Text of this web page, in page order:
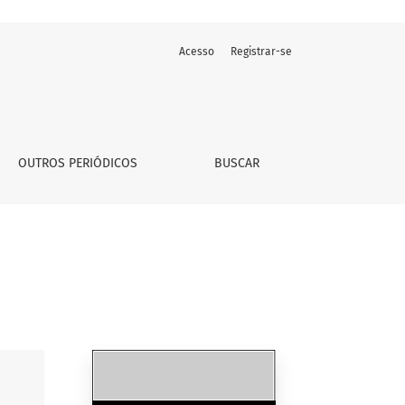
OUTROS PERIÓDICOS BUSCAR
Acesso Registrar-se